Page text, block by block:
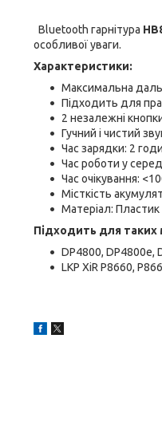
Bluetooth гарнітура
особливої уваги.
Характеристики:
Максимальна
Підходить для
2 незалежні
Гучний і чистий
Час зарядки: 2
Час роботи у
Час очікування:
Місткість
Матеріал: Пластик
Підходить для
DP4800, DP4800e,
LKP XiR P8660,